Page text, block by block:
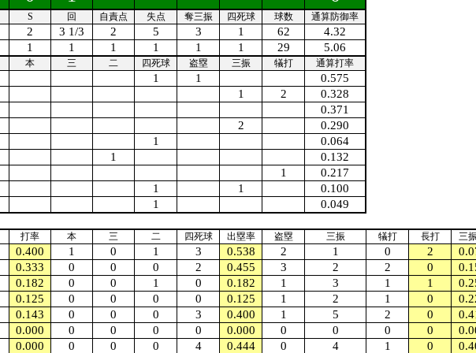
S 回 自責点 失点 奪三振 四死球 球数 通算防御率
2 3 1/3 2 5 3 1 62
4.32
1 1 1 1 1 1 29 5.06
本 三 二 四死球 盗塁 三振 犠打 通算打率
1 1
0.575
1 2
0.328
0.371
2
0.290
1
0.064
1
0.132
1
0.217
1 1
0.100
1
0.049
打率 本 三 二 四死球 出塁率 盗塁 三振 犠打 長打 三
0.400 1 0 1 3 0.538 2 1 0 2
0.333 0 0 0 2 0.455 3 2 2 0
0.182 0 0 1 0 0.182 1 3 1 1
0.125 0 0 0 0 0.125 1 2 1 0
0.143 0 0 0 3 0.400 1 5 2 0
0.000 0 0 0 0 0.000 0 0 0 0
0.000 0 0 0 4 0.444 0 4 1 0